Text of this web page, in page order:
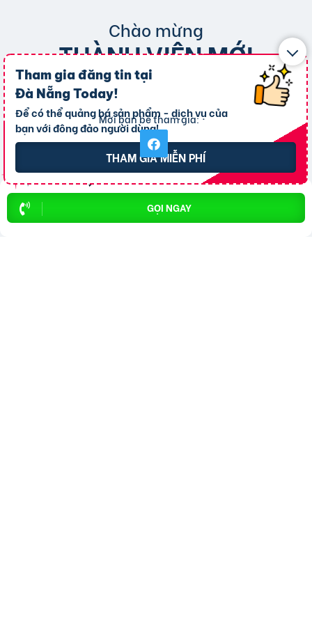
GỌI NGAY
Tham gia đăng tin tại
Đà Nẵng Today!
Để có thể quảng bá sản phẩm - dịch vụ của
bạn với đông đảo người dùng!
THAM GIA MIỄN PHÍ
Chào mừng
THÀNH VIÊN MỚI
THAM GIA NGAY
Mời bạn bè tham gia: